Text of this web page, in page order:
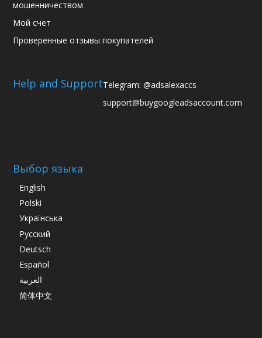
мошенничеством
Мой счет
Проверенные отзывы покупателей
Help and SupportTelegram: @adsalexaccs
support@buygoogleadsaccount.com
Выбор языка
English
Polski
Українська
Русский
Deutsch
Español
العربية
简体中文